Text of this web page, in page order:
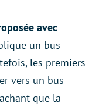
avec
un bus
les premiers
vers un bus
que la